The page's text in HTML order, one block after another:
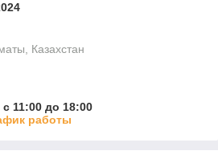
Казахстан
11:00 до 18:00
работы